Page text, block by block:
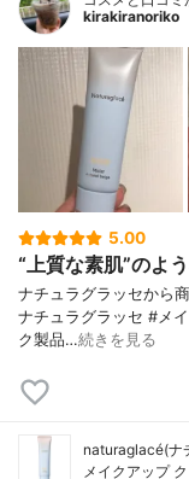
kirakiranoriko
5.00
“上質な素肌”のよ
ナチュラグラッセから
ナチュラグラッセ #メ
ク製品…続きを見る
naturaglacé(ナ
メイクアップ